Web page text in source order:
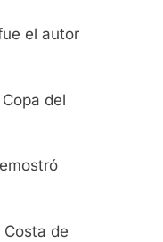
el autor
del
de